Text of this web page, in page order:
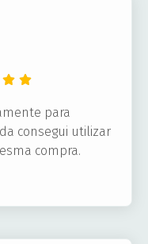
para
consegui utilizar
compra.